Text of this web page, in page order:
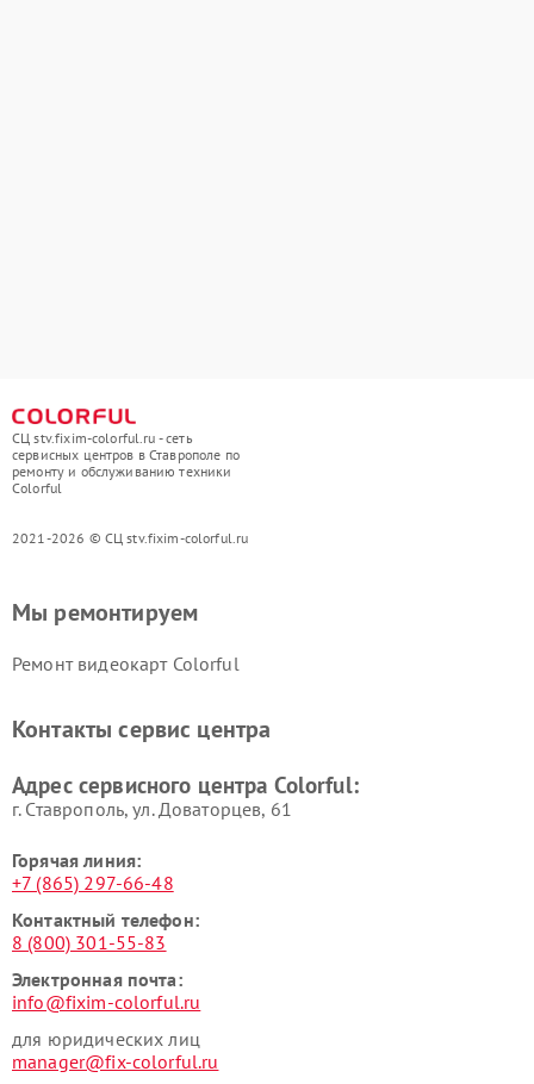
СЦ stv.fixim-colorful.ru - сеть
сервисных центров в Ставрополе по
ремонту и обслуживанию техники
Colorful
2021-2026 © СЦ stv.fixim-colorful.ru
Мы ремонтируем
Ремонт видеокарт Colorful
Контакты сервис центра
Адрес сервисного центра Colorful:
г. Ставрополь, ул. Доваторцев, 61
Горячая линия:
+7 (865) 297-66-48
Контактный телефон:
8 (800) 301-55-83
Электронная почта:
info@fixim-colorful.ru
для юридических лиц
manager@fix-colorful.ru